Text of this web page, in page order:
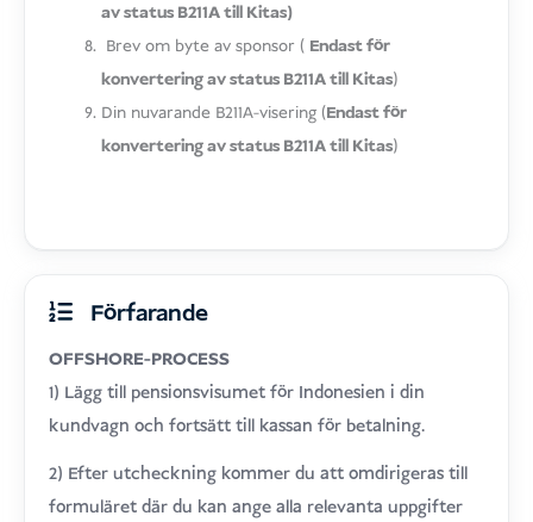
av status B211A till Kitas)
Brev om byte av sponsor ( Endast för
konvertering av status B211A till Kitas)
Din nuvarande B211A-visering (Endast för
konvertering av status B211A till Kitas)
Förfarande
OFFSHORE-PROCESS
1) Lägg till pensionsvisumet för Indonesien i din
kundvagn och fortsätt till kassan för betalning.
2) Efter utcheckning kommer du att omdirigeras till
formuläret där du kan ange alla relevanta uppgifter